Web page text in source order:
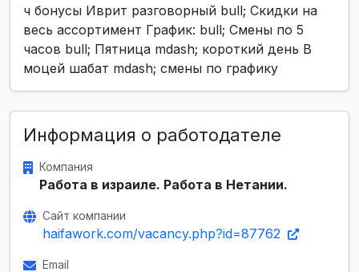
ч бонусы Иврит разговорный bull; Скидки на
весь ассортимент График: bull; Смены по 5
часов bull; Пятница mdash; короткий день В
моцей шабат mdash; смены по графику
Информация о работодателе
Компания
Работа в израиле. Работа в Нетании.
Сайт компании
haifawork.com/vacancy.php?id=87762
Email